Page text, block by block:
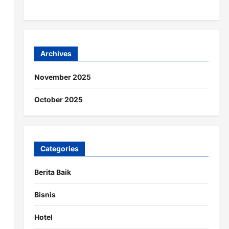
Archives
November 2025
October 2025
Categories
Berita Baik
Bisnis
Hotel